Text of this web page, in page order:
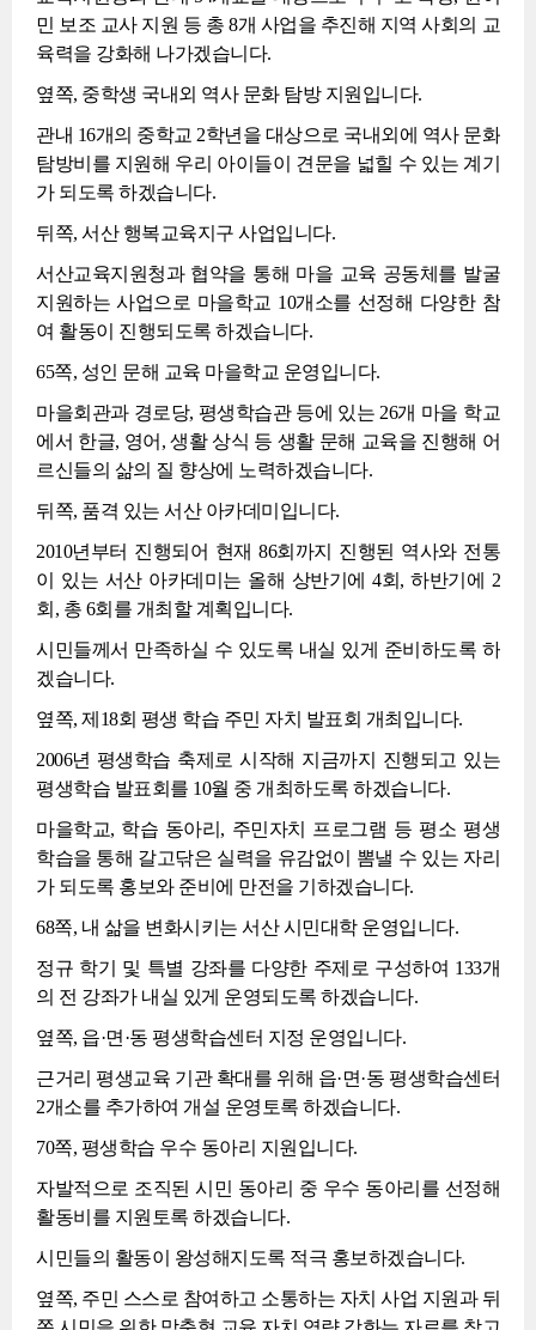
민 보조 교사 지원 등 총 8개 사업을 추진해 지역 사회의 교
육력을 강화해 나가겠습니다.
옆쪽, 중학생 국내외 역사 문화 탐방 지원입니다.
관내 16개의 중학교 2학년을 대상으로 국내외에 역사 문화
탐방비를 지원해 우리 아이들이 견문을 넓힐 수 있는 계기
가 되도록 하겠습니다.
뒤쪽, 서산 행복교육지구 사업입니다.
서산교육지원청과 협약을 통해 마을 교육 공동체를 발굴
지원하는 사업으로 마을학교 10개소를 선정해 다양한 참
여 활동이 진행되도록 하겠습니다.
65쪽, 성인 문해 교육 마을학교 운영입니다.
마을회관과 경로당, 평생학습관 등에 있는 26개 마을 학교
에서 한글, 영어, 생활 상식 등 생활 문해 교육을 진행해 어
르신들의 삶의 질 향상에 노력하겠습니다.
뒤쪽, 품격 있는 서산 아카데미입니다.
2010년부터 진행되어 현재 86회까지 진행된 역사와 전통
이 있는 서산 아카데미는 올해 상반기에 4회, 하반기에 2
회, 총 6회를 개최할 계획입니다.
시민들께서 만족하실 수 있도록 내실 있게 준비하도록 하
겠습니다.
옆쪽, 제18회 평생 학습 주민 자치 발표회 개최입니다.
2006년 평생학습 축제로 시작해 지금까지 진행되고 있는
평생학습 발표회를 10월 중 개최하도록 하겠습니다.
마을학교, 학습 동아리, 주민자치 프로그램 등 평소 평생
학습을 통해 갈고닦은 실력을 유감없이 뽐낼 수 있는 자리
가 되도록 홍보와 준비에 만전을 기하겠습니다.
68쪽, 내 삶을 변화시키는 서산 시민대학 운영입니다.
정규 학기 및 특별 강좌를 다양한 주제로 구성하여 133개
의 전 강좌가 내실 있게 운영되도록 하겠습니다.
옆쪽, 읍·면·동 평생학습센터 지정 운영입니다.
근거리 평생교육 기관 확대를 위해 읍·면·동 평생학습센터
2개소를 추가하여 개설 운영토록 하겠습니다.
70쪽, 평생학습 우수 동아리 지원입니다.
자발적으로 조직된 시민 동아리 중 우수 동아리를 선정해
활동비를 지원토록 하겠습니다.
시민들의 활동이 왕성해지도록 적극 홍보하겠습니다.
옆쪽, 주민 스스로 참여하고 소통하는 자치 사업 지원과 뒤